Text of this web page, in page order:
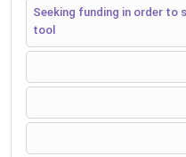
Seeking funding in order to
tool